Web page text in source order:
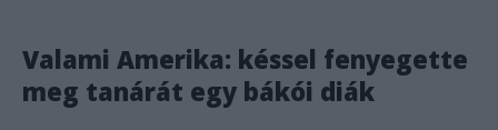
Valami Amerika: késsel fenyegette
meg tanárát egy bákói diák